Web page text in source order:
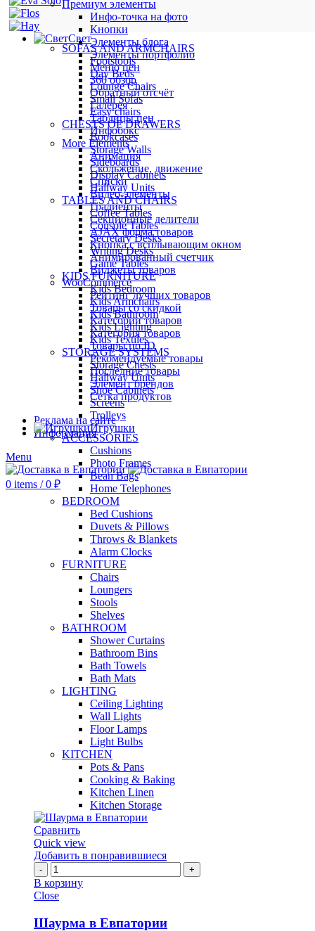
Премиум элементы
Инфо-точка на фото
Кнопки
Элементы блога
Элементы портфолио
Меню цен
360 обзор
Обратный отсчёт
Галерея
Таблицы цен
Инфобокс
More Elements
Анимация
Скольжение, движение
Списки
Видео-элементы
Градиенты
Секционные делители
AJAX форма товаров
Кнопка с всплывающим окном
Анимированный счетчик
Виджеты товаров
WooCommerce
Рейтинг лучших товаров
Товары со скидкой
Категории товаров
Категория товаров
Товары по ID
Рекомендуемые товары
Последние товары
Элемент брендов
Сетка продуктов
Реклама на сайте
Информация
Menu
0 items / 0 ₽
Свет
SOFAS AND ARMCHAIRS
Footstools
Day Beds
Lounge Chairs
Small Sofas
Easy chairs
CHESTS OF DRAWERS
Bookcases
Storage Walls
Sideboards
Display Cabinets
Hallway Units
TABLES AND CHAIRS
Coffee Tables
Console Tables
Secretary Desks
Writing Desks
Game Tables
KIDS FURNITURE
Kids Bedroom
Kids Armchairs
Kids Bathroom
Kids Lighting
Kids Textiles
STORAGE SYSTEMS
Storage Chests
Hallway Units
Shoe Cabinets
Screens
Trolleys
Игрушки
ACCESSORIES
Cushions
Photo Frames
Bean Bags
Home Telephones
BEDROOM
Bed Cushions
Duvets & Pillows
Throws & Blankets
Alarm Clocks
FURNITURE
Chairs
Loungers
Stools
Shelves
BATHROOM
Shower Curtains
Bathroom Bins
Bath Towels
Bath Mats
LIGHTING
Ceiling Lighting
Wall Lights
Floor Lamps
Light Bulbs
KITCHEN
Pots & Pans
Cooking & Baking
Kitchen Linen
Kitchen Storage
Сравнить
Quick view
Добавить в понравившиеся
Количество
Шаурма
в
В корзину
Close
Шаурма в Евпатории